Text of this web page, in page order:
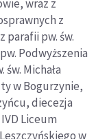
wraz z
z
parafii pw. św.
Podwyższenia
Michała
w Bogurzynie,
diecezja
Liceum
w